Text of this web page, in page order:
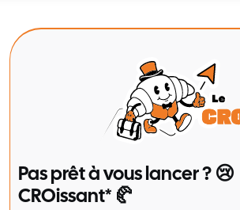
Pas prêt à vous lancer ?
CROissant* 🥐